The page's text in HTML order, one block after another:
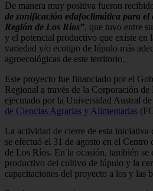
De manera muy positiva fueron
de zonificación edafoclimática para
Región de Los Ríos”, que tuvo entre
y el potencial productivo que existe en
variedad y/o ecotipo de lúpulo más
agroecológicas de este territorio.
Este proyecto fue financiado por el
Regional a través de la Corporación
ejecutado por la Universidad Austral
de Ciencias Agrarias y Alimentarias
La actividad de cierre de esta
se efectuó el 31 de agosto en el
de Los Ríos. En la ocasión, también
productivo del cultivo de lúpulo y la
capacitaciones del proyecto a los y las